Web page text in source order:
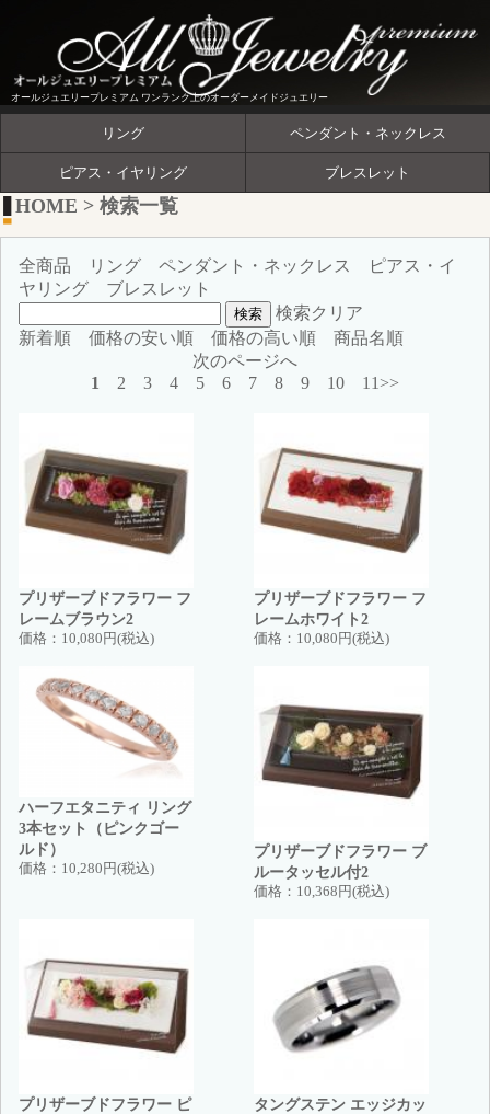
オールジュエリープレミアム ワンランク上のオーダーメイドジュエリー
リング ペンダント・ネックレス
ピアス・イヤリング ブレスレット
HOME > 検索一覧
全商品 リング ペンダント・ネックレス
ピアス・イ
ヤリング
ブレスレット
検索クリア
新着順 価格の安い順 価格の高い順
商品名順
次のページへ
1
2 3 4 5 6 7 8 9 10 11>>
プリザーブドフラワー フ
レームブラウン2
価格： 10,080円(税込)
プリザーブドフラワー フ
レームホワイト2
価格： 10,080円(税込)
ハーフエタニティ リング
3本セット（ピンクゴー
ルド）
価格： 10,280円(税込)
プリザーブドフラワー ブ
ルータッセル付2
価格： 10,368円(税込)
プリザーブドフラワー ピ
タングステン エッジカッ